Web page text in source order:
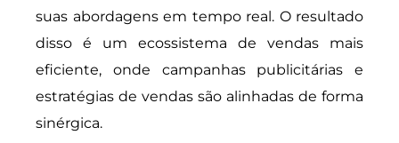
suas abordagens em tempo real. O resultado
disso é um ecossistema de vendas mais
eficiente, onde campanhas publicitárias e
estratégias de vendas são alinhadas de forma
sinérgica.